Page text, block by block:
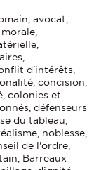
avocat,
d'intérêts,
concision,
colonies et
défenseurs
du tableau,
noblesse,
de l'ordre,
Barreaux